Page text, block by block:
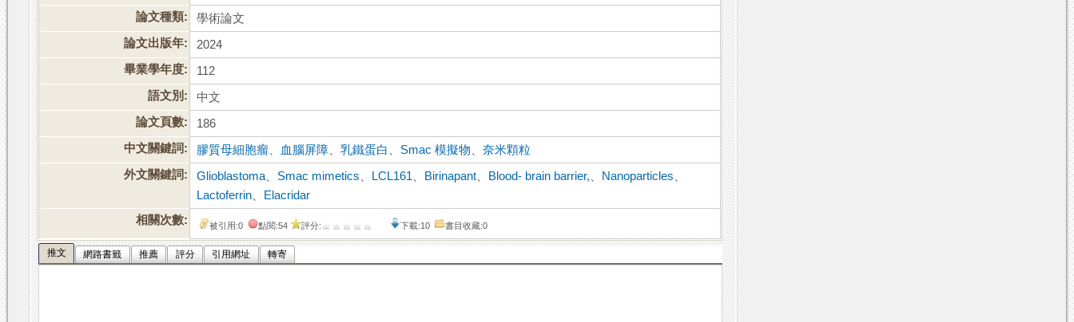
論文種類:
學術論文
論文出版年:
2024
畢業學年度:
112
語文別:
中文
論文頁數:
186
中文關鍵詞:
膠質母細胞瘤 血腦屏障 、乳鐵蛋白 Smac 模擬物 、奈米顆粒
外文關鍵詞:
Glioblastoma Smac mimetics LCL161 Birinapant Blood- brain barrier, Nanoparticles
Lactoferrin
Elacridar
相關次數:
被引用:0 點閱:54 評分: 下載:10 書目收藏:0
推文 網路書籤 推薦 評分 引用網址 轉寄